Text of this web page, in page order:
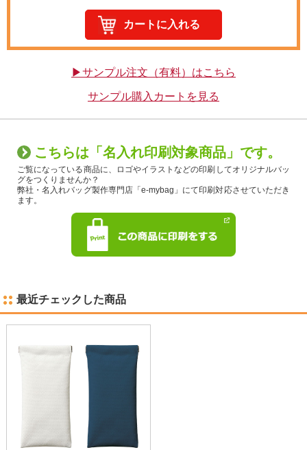
▶サンプル注文（有料）はこちら
サンプル購入カートを見る
こちらは「名入れ印刷対象商品」です。
ご覧になっている商品に、ロゴやイラストなどの印刷してオリジナルバッ
グをつくりませんか？
弊社・名入れバッグ製作専門店「e-mybag」にて印刷対応させていただき
ます。
最近チェックした商品